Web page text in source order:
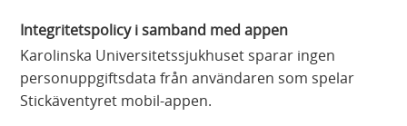
n
i
n
p
p
n
a
Integritetspolicy i samband med appen
Karolinska Universitetssjukhuset sparar ingen
personuppgiftsdata från användaren som spelar
Stickäventyret mobil-appen.